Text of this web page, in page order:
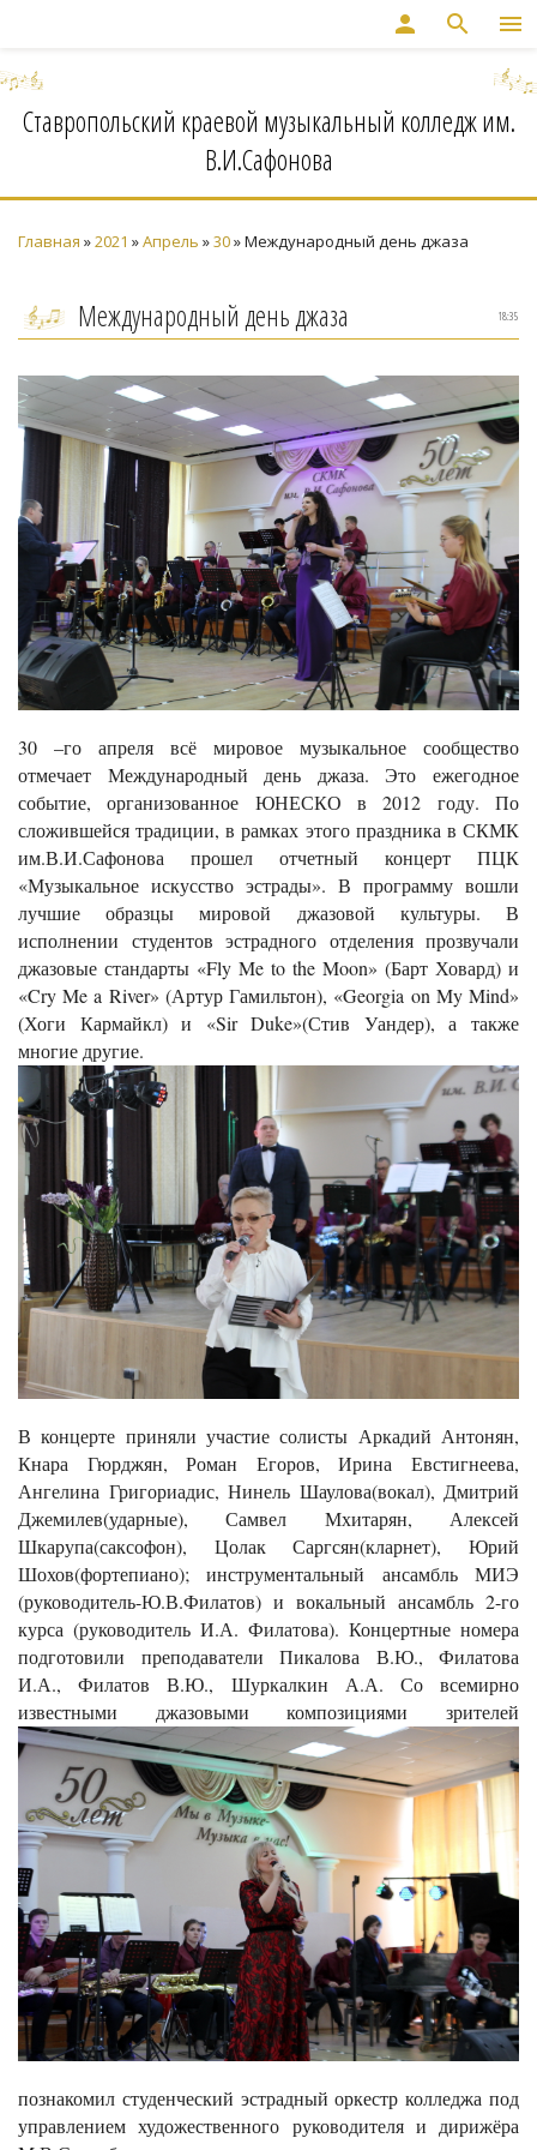
menu
search
person
Ставропольский краевой музыкальный колледж им.
В.И.Сафонова
Главная »2021 »Апрель »30» Международный день джаза
18:35
Международный день джаза
30 –го апреля всё мировое музыкальное сообщество
отмечает Международный день джаза. Это ежегодное
событие, организованное ЮНЕСКО в 2012 году. По
сложившейся традиции, в рамках этого праздника в СКМК
им.В.И.Сафонова прошел отчетный концерт ПЦК
«Музыкальное искусство эстрады». В программу вошли
лучшие образцы мировой джазовой культуры. В
исполнении студентов эстрадного отделения прозвучали
джазовые стандарты «Fly Me to the Moon» (Барт Ховард) и
«Cry Me a River» (Артур Гамильтон), «Georgia on My Mind»
(Хоги Кармайкл) и «Sir Duke»(Стив Уандер), а также
многие другие.
В концерте приняли участие солисты Аркадий Антонян,
Кнара Гюрджян, Роман Егоров, Ирина Евстигнеева,
Ангелина Григориадис, Нинель Шаулова(вокал), Дмитрий
Джемилев(ударные), Самвел Мхитарян, Алексей
Шкарупа(саксофон), Цолак Саргсян(кларнет), Юрий
Шохов(фортепиано); инструментальный ансамбль МИЭ
(руководитель-Ю.В.Филатов) и вокальный ансамбль 2-го
курса (руководитель И.А. Филатова). Концертные номера
подготовили преподаватели Пикалова В.Ю., Филатова
И.А., Филатов В.Ю., Шуркалкин А.А. Со всемирно
известными джазовыми композициями зрителей
познакомил студенческий эстрадный оркестр колледжа под
управлением художественного руководителя и дирижёра